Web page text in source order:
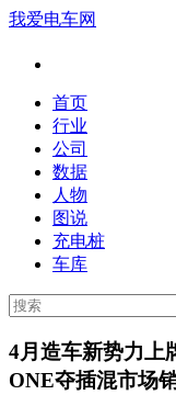
我爱电车网
首页
行业
公司
数据
人物
图说
充电桩
车库
4月造车新势力上
ONE夺插混市场